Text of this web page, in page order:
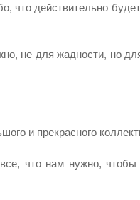
что действительно
не для жадности, но
и прекрасного
что нам нужно, чтобы